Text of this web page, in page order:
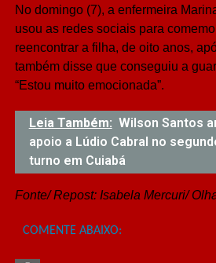
No domingo (7), a enfermeira
usou as redes sociais para
reencontrar a filha, de oito anos,
também disse que conseguiu a
“Estou muito emocionada”.
Leia Também: Wilson Santos
apoio a Lúdio Cabral no
turno em Cuiabá
Fonte/ Repost: Isabela Mercuri/
COMENTE ABAIXO: